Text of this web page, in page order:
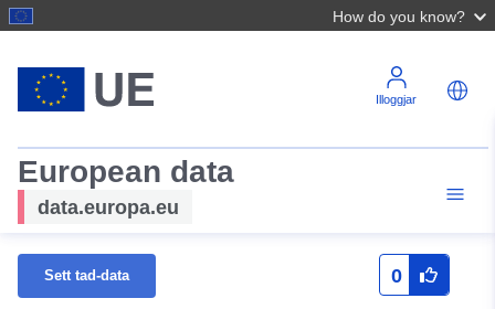
How do you know?
Illoggjar
European data
data.europa.eu
Sett tad-data 0